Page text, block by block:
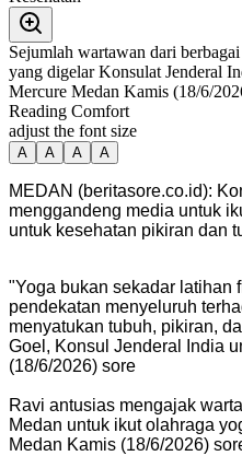
Sejumlah wartawan dari
yang digelar Konsulat Jenderal
Mercure Medan Kamis (18/6/
Reading Comfort
adjust the font size
A A A A
MEDAN (beritasore.co.id):
menggandeng media untuk
untuk kesehatan pikiran dan
"Yoga bukan sekadar latihan
pendekatan menyeluruh
menyatukan tubuh, pikiran,
Goel, Konsul Jenderal India
(18/6/2026) sore
Ravi antusias mengajak
Medan untuk ikut olahraga
Medan Kamis (18/6/2026)